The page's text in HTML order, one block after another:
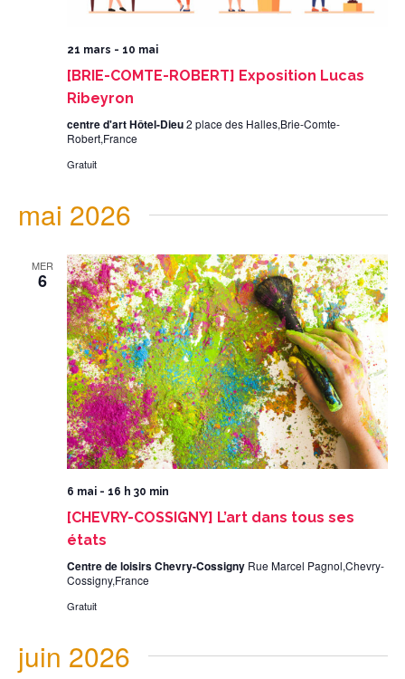
21 mars - 10 mai
[BRIE-COMTE-ROBERT] Exposition Lucas
Ribeyron
centre d'art Hôtel-Dieu2 place des Halles,Brie-Comte-
Robert,France
Gratuit
mai 2026
MER
6
6 mai - 16 h 30 min
[CHEVRY-COSSIGNY] L’art dans tous ses
états
Centre de loisirs Chevry-Cossigny Rue Marcel Pagnol,Chevry-
Cossigny,France
Gratuit
juin 2026